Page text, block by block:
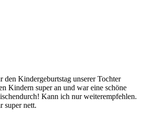
den Kindergeburtstag unserer Tochter
Kindern super an und war eine schöne
Kann ich nur weiterempfehlen.
super nett.